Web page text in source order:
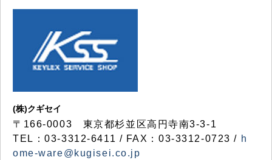
(株)クギセイ
〒166-0003 東京都杉並区高円寺南3-3-1
TEL：03-3312-6411 / FAX：03-3312-0723 / h
ome-ware@kugisei.co.jp